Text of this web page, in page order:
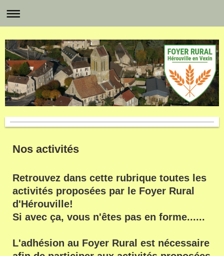
Nos activités
Retrouvez dans cette rubrique toutes les
activités proposées par le Foyer Rural
d'Hérouville!
Si avec ça, vous n'êtes pas en forme......
L'adhésion au Foyer Rural est nécessaire